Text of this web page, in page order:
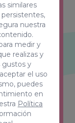
similares
nuestra
medir y
realizas y
gustos y
el uso
puedes
en
Política
son
entre